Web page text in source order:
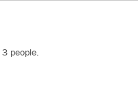
people.